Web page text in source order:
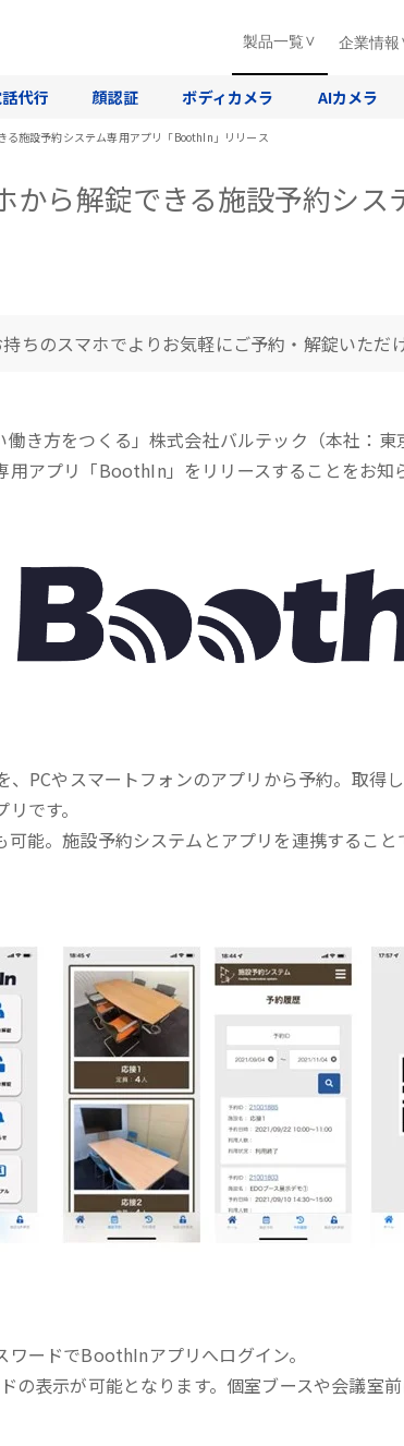
製品一覧
代行 顔認証 ボディカメラ AIカメラ
企業情報
る施設予約システム専用アプリ「BoothIn」リリース
から解錠できる施設予約シ
ちのスマホでよりお気軽にご予約・解錠いただけ
働き方をつくる」株式会社バルテック（本社：
アプリ「BoothIn」をリリースすることをお知
PCやスマートフォンのアプリから予約。取得
です。
能。施設予約システムとアプリを連携するこ
ードでBoothInアプリへログイン。
の表示が可能となります。個室ブースや会議室